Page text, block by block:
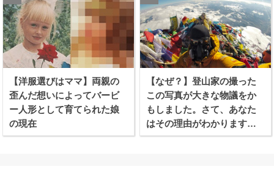
【洋服選びはママ】両親の
歪んだ想いによってバービ
ー人形として育てられた娘
の現在
【なぜ？】登山家の撮った
この写真が大きな物議をか
もしました。さて、あなた
はその理由がわかります
か？